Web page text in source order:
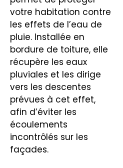
votre habitation contre
les effets de l’eau de
pluie. Installée en
bordure de toiture, elle
récupère les eaux
pluviales et les dirige
vers les descentes
prévues à cet effet,
afin d’éviter les
écoulements
incontrôlés sur les
façades.